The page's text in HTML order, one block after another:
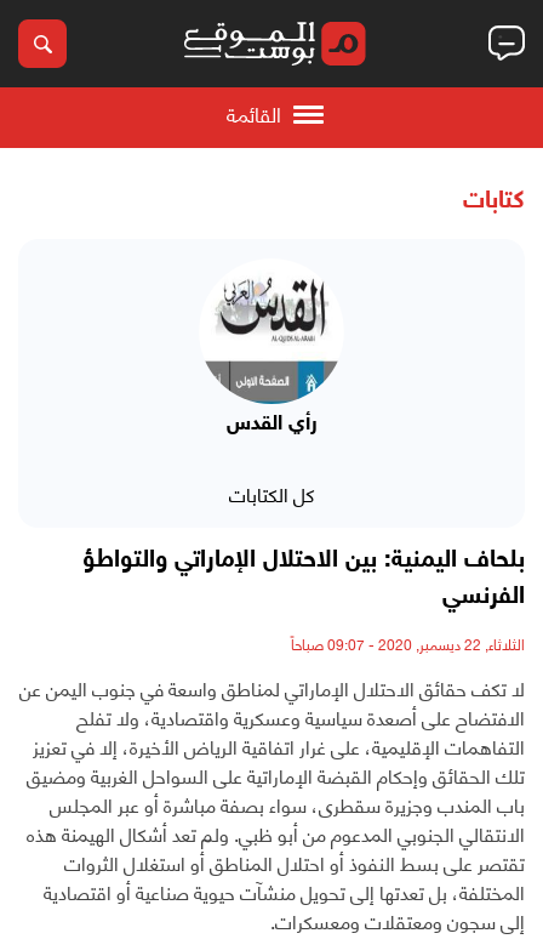
القائمة
كتابات
رأي القدس
كل الكتابات
بلحاف اليمنية: بين الاحتلال الإماراتي والتواطؤ
الفرنسي
الثلاثاء, 22 ديسمبر, 2020 - 09:07 صباحاً
لا تكف حقائق الاحتلال الإماراتي لمناطق واسعة في جنوب اليمن عن
الافتضاح على أصعدة سياسية وعسكرية واقتصادية، ولا تفلح
التفاهمات الإقليمية، على غرار اتفاقية الرياض الأخيرة، إلا في تعزيز
تلك الحقائق وإحكام القبضة الإماراتية على السواحل الغربية ومضيق
باب المندب وجزيرة سقطرى، سواء بصفة مباشرة أو عبر المجلس
الانتقالي الجنوبي المدعوم من أبو ظبي. ولم تعد أشكال الهيمنة هذه
تقتصر على بسط النفوذ أو احتلال المناطق أو استغلال الثروات
المختلفة، بل تعدتها إلى تحويل منشآت حيوية صناعية أو اقتصادية
إلى سجون ومعتقلات ومعسكرات.